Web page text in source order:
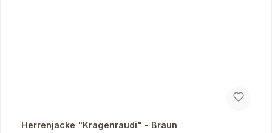
Herrenjacke "Kragenraudi" - Braun